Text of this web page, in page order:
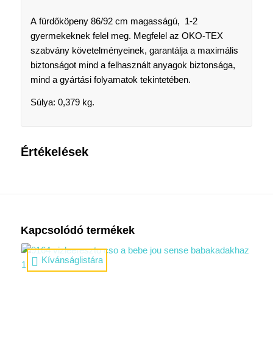
A fürdőköpeny 86/92 cm magasságú, 1-2
gyermekeknek felel meg. Megfelel az OKO-TEX
szabvány követelményeinek, garantálja a maximális
biztonságot mind a felhasznált anyagok biztonsága,
mind a gyártási folyamatok tekintetében.
Súlya: 0,379 kg.
Értékelések
Kapcsolódó termékek
Kívánságlistára